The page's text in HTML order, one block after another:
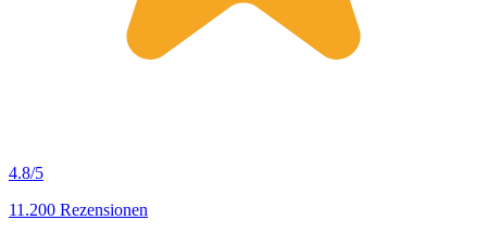
4.8/5
11.200 Rezensionen